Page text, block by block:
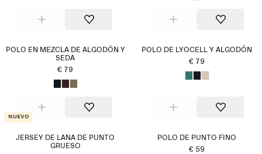
POLO EN MEZCLA DE ALGODÓN Y
SEDA
€ 79
POLO DE LYOCELL Y ALGODÓN
€ 79
Nuevo
JERSEY DE LANA DE PUNTO
GRUESO
POLO DE PUNTO FINO
€ 59